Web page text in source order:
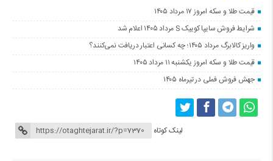
قیمت طلا و سکه امروز ۱۷ مرداد ۱۴۰۵
شرایط فروش سایپا کوییک S مرداد ۱۴۰۵ اعلام شد
واریز کالابرگ مرداد ۱۴۰۵؛ چه کسانی اعتبار دریافت نمی‌کنند؟
قیمت طلا و سکه امروز یکشنبه ۱۱ مرداد ۱۴۰۵
جهش فروش فملی در تیرماه ۱۴۰۵
لینک کوتاه